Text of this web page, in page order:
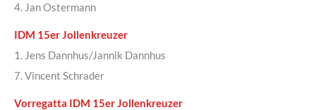
4. Jan Ostermann
IDM 15er Jollenkreuzer
1. Jens Dannhus/Jannik Dannhus
7. Vincent Schrader
Vorregatta IDM 15er Jollenkreuzer